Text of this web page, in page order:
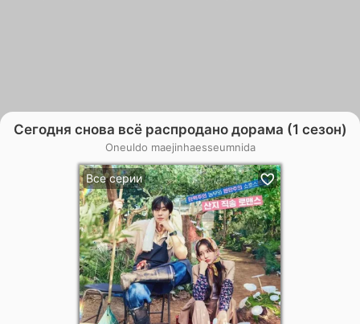
Сегодня снова всё распродано дорама (1 сезон)
Oneuldo maejinhaesseumnida
Все серии